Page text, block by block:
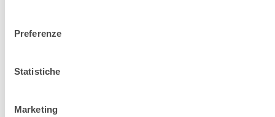
Preferenze
Statistiche
Marketing